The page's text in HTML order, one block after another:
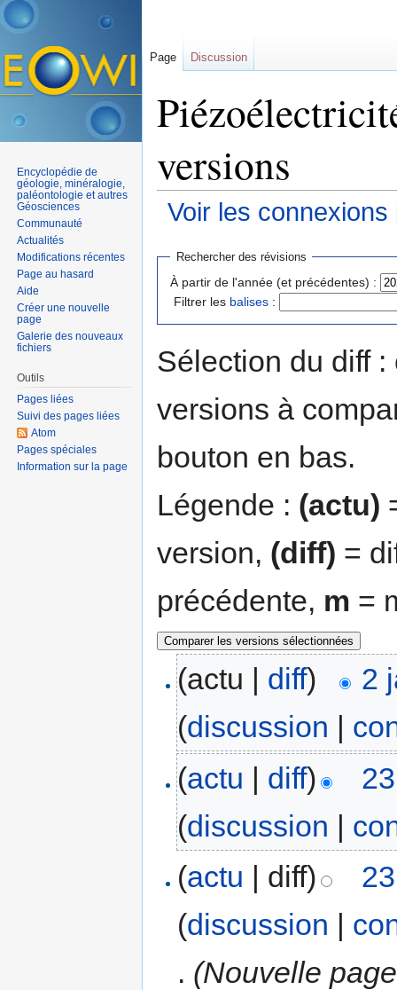
versions
Voir les
Rechercher des révisions
À partir de l'année (et précédentes) :
Filtrer les balises :
Sélection du diff
versions à
bouton en bas.
Légende : (actu)
version, (diff) =
précédente, m =
(actu | diff)
2
(discussion |
(actu | diff)
(discussion |
(actu | diff)
(discussion |
. (Nouvelle
Page Discussion
Encyclopédie de
géologie, minéralogie,
paléontologie et autres
Géosciences
Communauté
Actualités
Modifications récentes
Page au hasard
Aide
Créer une nouvelle
page
Galerie des nouveaux
fichiers
Outils
Pages liées
Suivi des pages liées
Atom
Pages spéciales
Information sur la page